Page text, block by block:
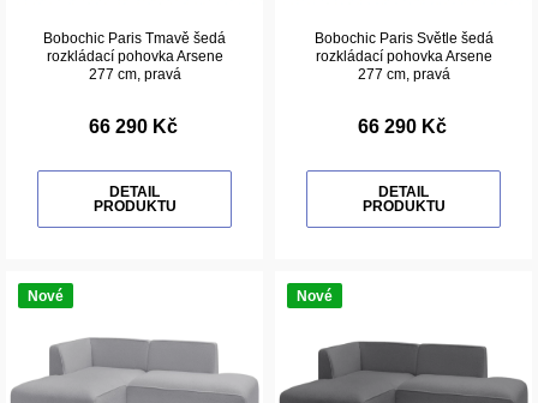
Bobochic Paris Tmavě šedá
rozkládací pohovka Arsene
277 cm, pravá
66 290 Kč
DETAIL
PRODUKTU
Bobochic Paris Světle šedá
rozkládací pohovka Arsene
277 cm, pravá
66 290 Kč
DETAIL
PRODUKTU
Nové Nové